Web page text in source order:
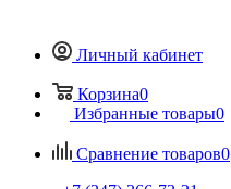
Личный кабинет
Корзина0
Избранные товары0
Сравнение товаров0